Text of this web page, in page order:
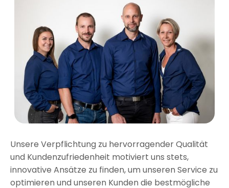
Unsere Verpflichtung zu hervorragender Qualität
und Kundenzufriedenheit motiviert uns stets,
innovative Ansätze zu finden, um unseren Service zu
optimieren und unseren Kunden die bestmögliche